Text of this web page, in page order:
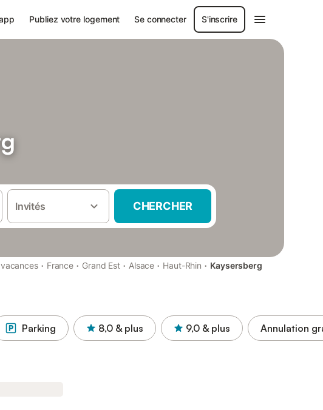
Publiez votre logement Se connecter S'inscrire
Invités CHERCHER
· France · Grand Est · Alsace · Haut-Rhin · Kaysersberg
Parking 8,0 & plus 9,0 & plus Annulation